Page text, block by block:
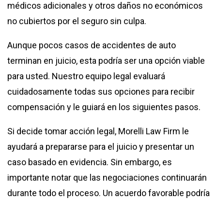
médicos adicionales y otros daños no económicos
no cubiertos por el seguro sin culpa.
Aunque pocos casos de accidentes de auto
terminan en juicio, esta podría ser una opción viable
para usted. Nuestro equipo legal evaluará
cuidadosamente todas sus opciones para recibir
compensación y le guiará en los siguientes pasos.
Si decide tomar acción legal, Morelli Law Firm le
ayudará a prepararse para el juicio y presentar un
caso basado en evidencia. Sin embargo, es
importante notar que las negociaciones continuarán
durante todo el proceso. Un acuerdo favorable podría